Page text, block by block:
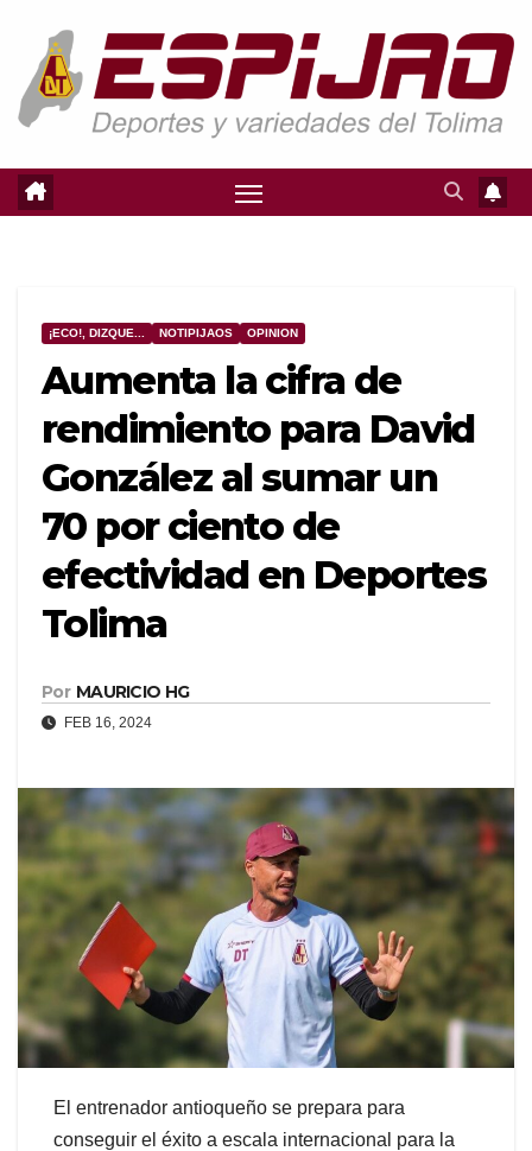
contenido
¡ECO!, DIZQUE... NOTIPIJAOS OPINION
Aumenta la cifra de
rendimiento para David
González al sumar un
70 por ciento de
efectividad en Deportes
Tolima
Por MAURICIO HG
FEB 16, 2024
El entrenador antioqueño se prepara para
conseguir el éxito a escala internacional para la